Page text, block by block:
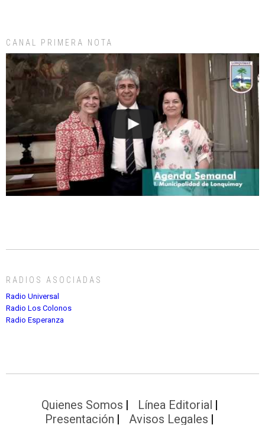
CANAL PRIMERA NOTA
RADIOS ASOCIADAS
Radio Universal
Radio Los Colonos
Radio Esperanza
Quienes Somos
Línea Editorial
Presentación
Avisos Legales